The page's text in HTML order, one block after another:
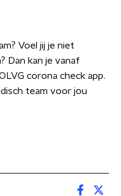
Voel jij je niet
Dan kan je vanaf
corona check app.
team voor jou